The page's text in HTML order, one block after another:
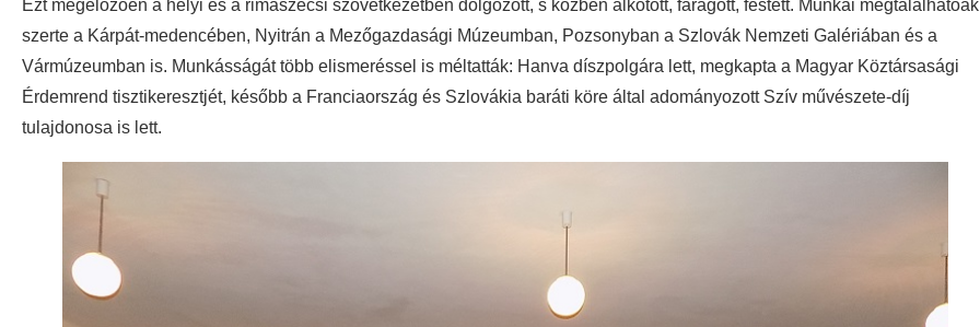
Ezt megelőzően a helyi és a rimaszécsi szövetkezetben dolgozott, s közben alkotott, faragott, festett. Munkái megtalálhatóak
szerte a Kárpát-medencében, Nyitrán a Mezőgazdasági Múzeumban, Pozsonyban a Szlovák Nemzeti Galériában és a
Vármúzeumban is. Munkásságát több elismeréssel is méltatták: Hanva díszpolgára lett, megkapta a Magyar Köztársasági
Érdemrend tisztikeresztjét, később a Franciaország és Szlovákia baráti köre által adományozott Szív művészete-díj
tulajdonosa is lett.